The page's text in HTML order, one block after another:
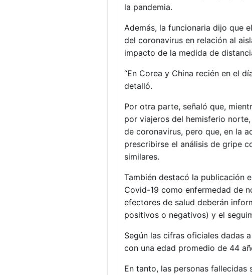
la pandemia.
Además, la funcionaria dijo que
del coronavirus en relación al
impacto de la medida de
“En Corea y China recién en el
detalló.
Por otra parte, señaló que,
por viajeros del hemisferio
de coronavirus, pero que, en la
prescribirse el análisis de gripe
similares.
También destacó la publicación
Covid-19 como enfermedad de
efectores de salud deberán
positivos o negativos) y el
Según las cifras oficiales dadas
con una edad promedio de 44
En tanto, las personas